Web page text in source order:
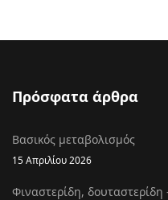
Πρόσφατα άρθρα
Βασικός μεταβολισμός
15 Απριλίου 2026
Φιναστερίδη,